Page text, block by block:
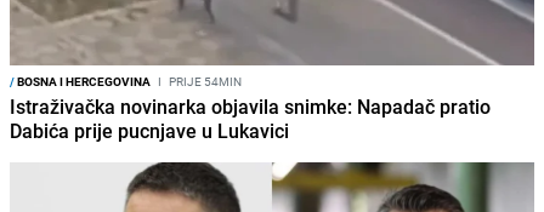
/BOSNA I HERCEGOVINA I PRIJE 54MIN
Istraživačka novinarka objavila snimke: Napadač pratio
Dabića prije pucnjave u Lukavici